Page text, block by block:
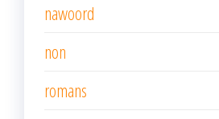
nawoord
non
romans